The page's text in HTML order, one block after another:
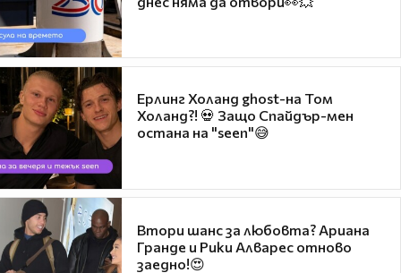
Ерлинг Холанд ghost-на Том
Холанд?! 💀 Защо Спайдър-мен
остана на "seen"😅
Втори шанс за любовта? Ариана
Гранде и Рики Алварес отново
заедно!😍